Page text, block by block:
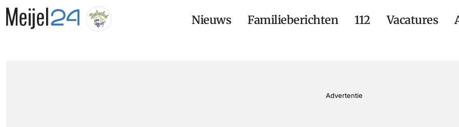
Nieuws Familieberichten 112 Vacatures
Advertentie